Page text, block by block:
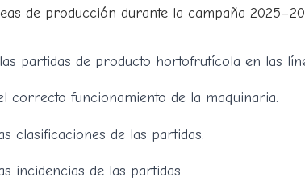
de producción durante la campaña
partidas de producto hortofrutícola en las
correcto funcionamiento de la maquinaria.
clasificaciones de las partidas.
incidencias de las partidas.